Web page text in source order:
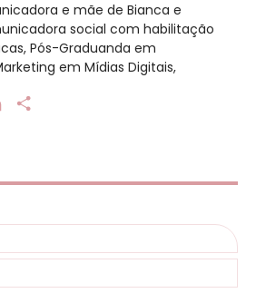
e mãe de Bianca e
social com habilitação
Pós-Graduanda em
em Mídias Digitais,
LinkedIn